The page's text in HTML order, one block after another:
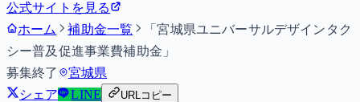
公式サイトを見る
ホーム
補助金一覧
「宮城県ユニバーサルデザインタク
シー普及促進事業費補助金」
募集終了
宮城県
シェア
LINE URLコピー